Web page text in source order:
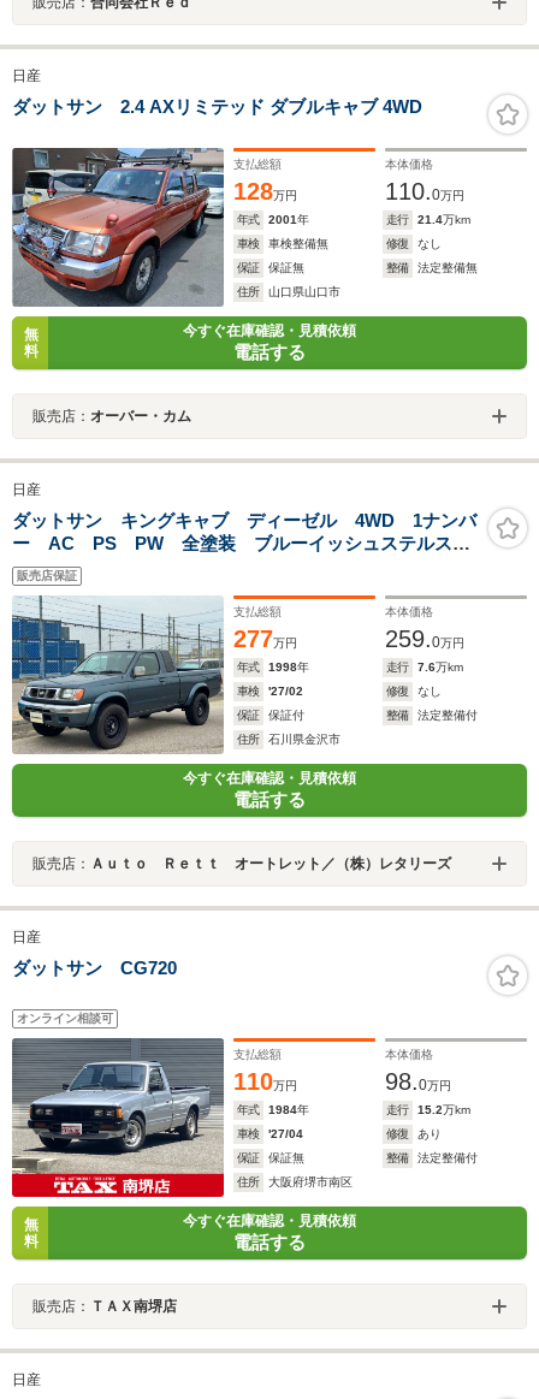
日産
ダットサン 2.4 AXリミテッド ダブルキャブ 4WD
支払総額
128万円
本体価格
110.0万円
年式
2001年 走行 21.4万km
車検
車検整備無 修復
なし
保証
保証無 整備
法定整備無
住所
山口県山口市
無
料
今すぐ在庫確認・見積依頼
電話する
販売店： オーバー・カム
日産
ダットサン キングキャブ ディーゼル 4WD 1ナンバ
ー AC PS PW 全塗装 ブルーイッシュステルスグ
レー オーテックジャパン
販売店保証
支払総額
277万円
本体価格
259.0万円
年式
1998年 走行 7.6万km
車検
'27/02 修復
なし
保証
保証付 整備
法定整備付
住所
石川県金沢市
今すぐ在庫確認・見積依頼
電話する
販売店： Ａｕｔｏ Ｒｅｔｔ オートレット／（株）レタリーズ
日産
ダットサン CG720
オンライン相談可
支払総額
110万円
本体価格
98.0万円
年式
1984年 走行 15.2万km
車検
'27/04 修復
あり
保証
保証無 整備
法定整備付
住所
大阪府堺市南区
無
料
今すぐ在庫確認・見積依頼
電話する
販売店： ＴＡＸ南堺店
日産